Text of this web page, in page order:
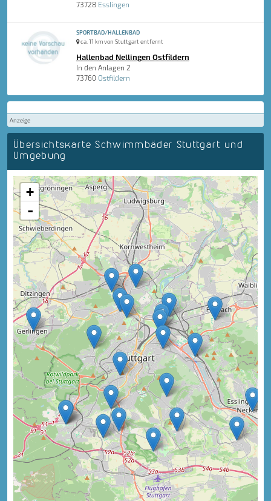
73728 Esslingen
SPORTBAD/HALLENBAD
ca. 11 km von Stuttgart entfernt
Hallenbad Nellingen Ostfildern
In den Anlagen 2
73760 Ostfildern
Anzeige
Übersichtskarte Schwimmbäder Stuttgart und
Umgebung
+
-